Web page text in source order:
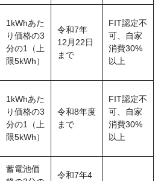
1kWhあた
り価格の3
分の1（上
限5kWh）
令和7年
12月22日
まで
FIT認定不
可、自家
消費30%
以上
1kWhあた
り価格の3
分の1（上
限5kWh）
令和8年度
まで
FIT認定不
可、自家
消費30%
以上
蓄電池価
令和7年4